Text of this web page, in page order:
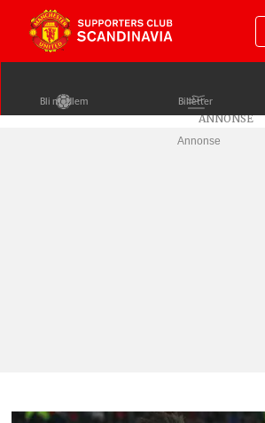
Bli medlem Billetter
Annonse